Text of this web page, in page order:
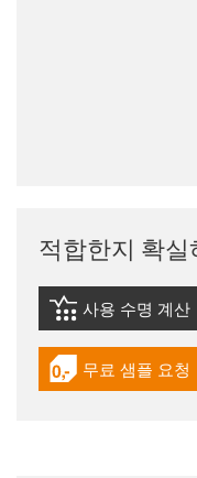
적합한지 확
igus-icon-
사용 수명 계산
igus-icon-무료 샘플 요청